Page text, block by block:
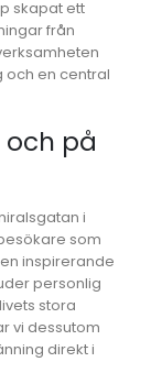
skapat ett
från
och en central
och på
i
som
inspirerande
personlig
stora
vi dessutom
direkt i